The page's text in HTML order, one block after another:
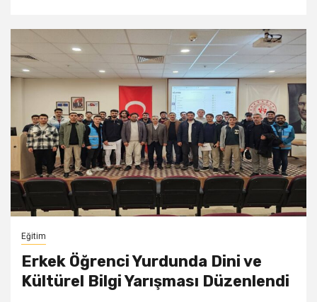
Eğitim
Erkek Öğrenci Yurdunda Dini ve
Kültürel Bilgi Yarışması Düzenlendi